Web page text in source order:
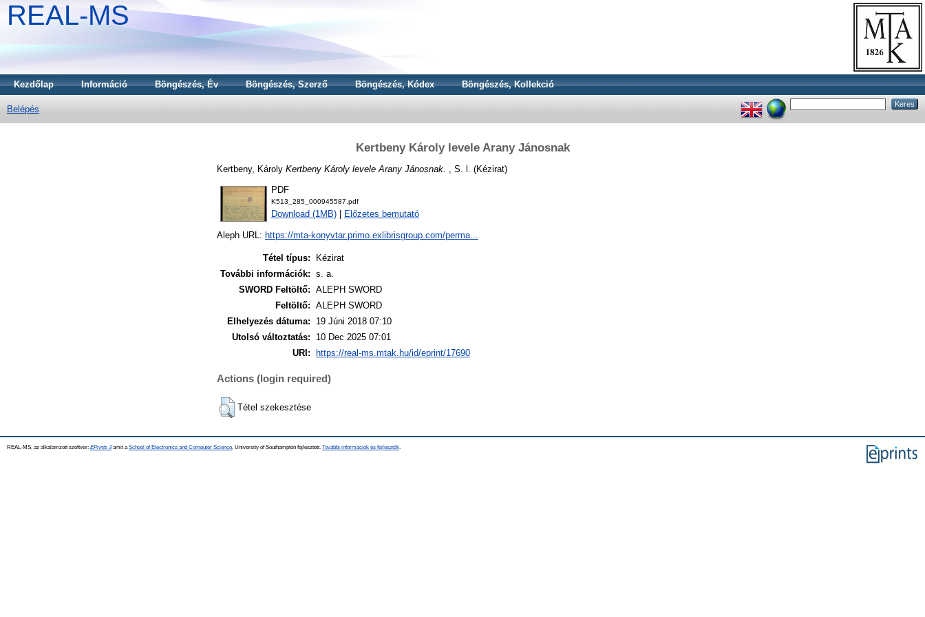
REAL-MS
Kezdőlap Információ Böngészés, Év Böngészés, Szerző Böngészés, Kódex Böngészés, Kollekció
Belépés
Kertbeny Károly levele Arany Jánosnak
Kertbeny, Károly Kertbeny Károly levele Arany Jánosnak. , S. l. (Kézirat)
PDF
K513_285_000945587.pdf
Download (1MB) Előzetes bemutató
Aleph URL: https://mta-konyvtar.primo.exlibrisgroup.com/perma...
Tétel típus:
Kézirat
További információk: s. a.
SWORD Feltöltő: ALEPH SWORD
Feltöltő: ALEPH SWORD
Elhelyezés dátuma:
19 Júni 2018 07:10
Utolsó változtatás:
10 Dec 2025 07:01
URI:
https://real-ms.mtak.hu/id/eprint/17690
Actions (login required)
Tétel szekesztése
REAL-MS, az alkalamzott szoftver: EPrints 3amit a School of Electronics and Computer Science , University of Southampton fejlesztett. További információk és fejlesztők